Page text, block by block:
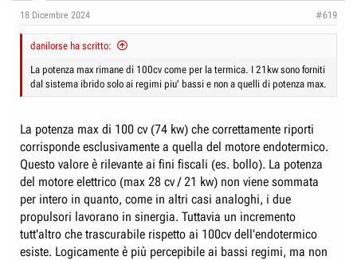
18 Dicembre 2024 #619
danilorse ha scritto:
La potenza max rimane di 100cv come per la termica. I 21kw sono forniti
dal sistema ibrido solo ai regimi piu' bassi e non a quelli di potenza max.
La potenza max di 100 cv (74 kw) che correttamente riporti
corrisponde esclusivamente a quella del motore endotermico.
Questo valore è rilevante ai fini fiscali (es. bollo). La potenza
del motore elettrico (max 28 cv / 21 kw) non viene sommata
per intero in quanto, come in altri casi analoghi, i due
propulsori lavorano in sinergia. Tuttavia un incremento
tutt'altro che trascurabile rispetto ai 100cv dell'endotermico
esiste. Logicamente è più percepibile ai bassi regimi, ma non